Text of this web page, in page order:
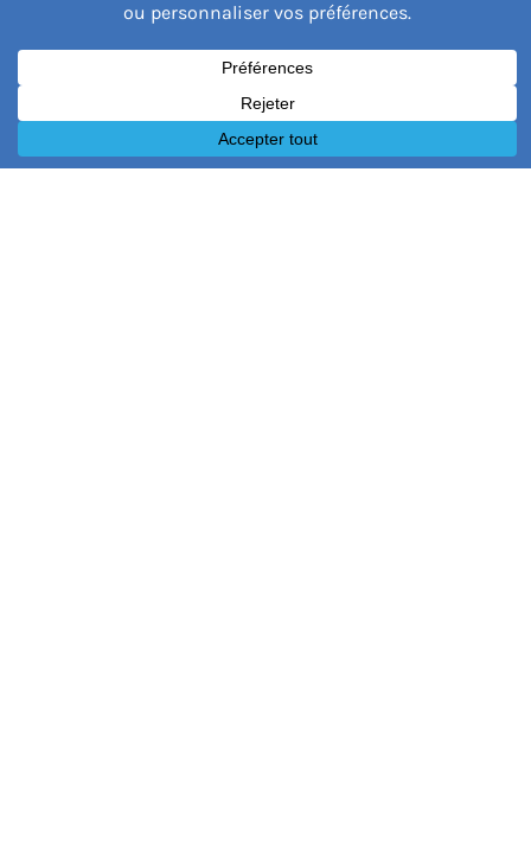
Suivi de votre comptabilité en
Anticipation du résultat fiscal